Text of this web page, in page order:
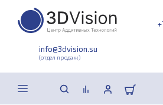
info@3dvision.su
(отдел продаж)